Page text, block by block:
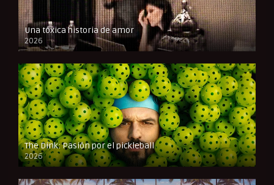
Una tóxica historia de amor
2026
FULL HD
The Dink: Pasión por el pickleball
2026
FULL HD